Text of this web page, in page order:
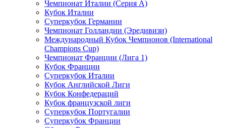
Чемпионат Италии (Серия А)
Кубок Италии
Суперкубок Германии
Чемпионат Голландии (Эредивизи)
Международный Кубок Чемпионов (International
Champions Cup)
Чемпионат Франции (Лига 1)
Кубок Франции
Суперкубок Италии
Кубок Английской Лиги
Кубок Конфедераций
Кубок французской лиги
Суперкубок Португалии
Суперкубок Франции